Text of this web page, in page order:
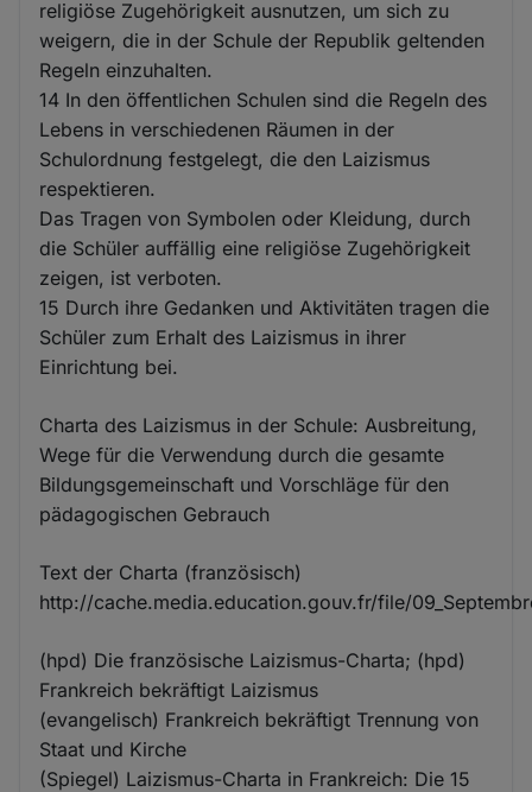
religiöse Zugehörigkeit ausnutzen, um sich zu
weigern, die in der Schule der Republik geltenden
Regeln einzuhalten.
14 In den öffentlichen Schulen sind die Regeln des
Lebens in verschiedenen Räumen in der
Schulordnung festgelegt, die den Laizismus
respektieren.
Das Tragen von Symbolen oder Kleidung, durch
die Schüler auffällig eine religiöse Zugehörigkeit
zeigen, ist verboten.
15 Durch ihre Gedanken und Aktivitäten tragen die
Schüler zum Erhalt des Laizismus in ihrer
Einrichtung bei.
Charta des Laizismus in der Schule: Ausbreitung,
Wege für die Verwendung durch die gesamte
Bildungsgemeinschaft und Vorschläge für den
pädagogischen Gebrauch
Text der Charta (französisch)
http://cache.media.education.gouv.fr/file/
(hpd) Die französische Laizismus-Charta; (hpd)
Frankreich bekräftigt Laizismus
(evangelisch) Frankreich bekräftigt Trennung von
Staat und Kirche
(Spiegel) Laizismus-Charta in Frankreich: Die 15